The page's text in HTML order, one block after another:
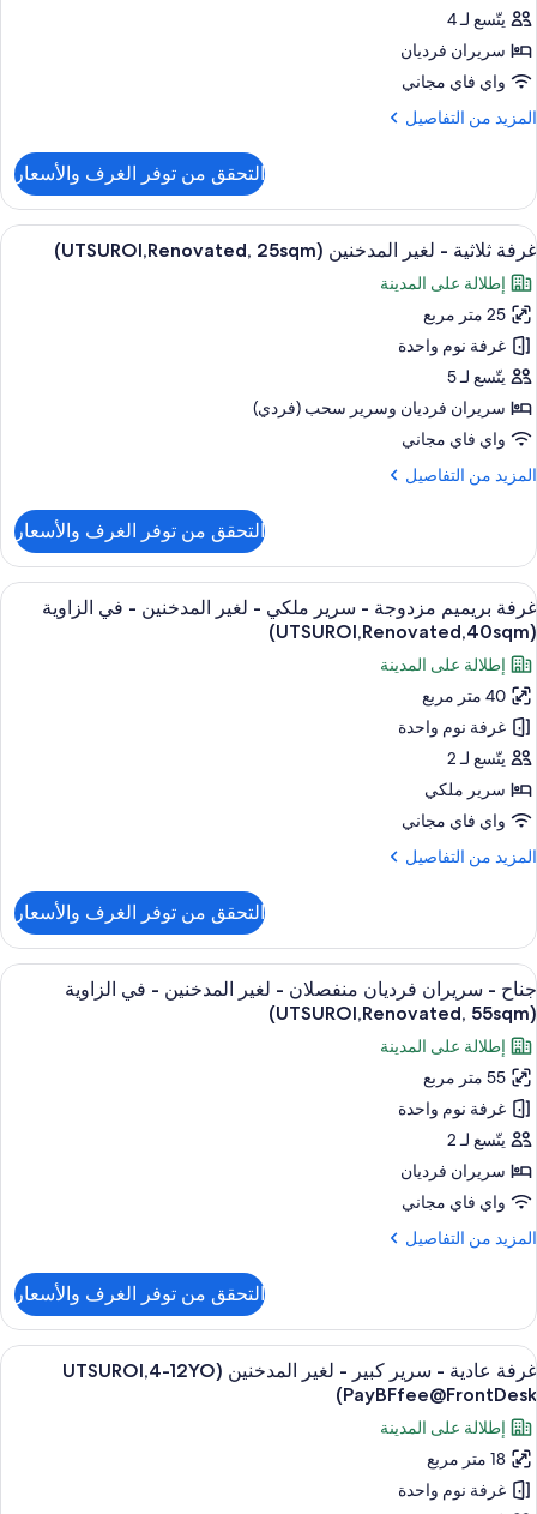
(UTSUROI,
separate
bathroom,
28sqm)
لاثنين
-
لغير
المدخنين
(UTSUROI,Renovated,25sqm)
يتّسع لـ 4
سريران فرديان
واي فاي مجاني
المزيد من التفاصيل
المزيد
غرفة
عادية
لاثنين
لغير
المدخنين
التحقق من توفر الغرف والأسعار
استعراض
جميع
صور
غرفة
ثلاثية
-
لغير
المدخنين
(UTSUROI,Renovated,
25sqm)
أغطية فراش متميزة وخزنة داخل الغرفة
6
غرفة ثلاثية - لغير المدخنين (UTSUROI,Renovated, 25sqm)
إطلالة على المدينة
25 متر مربع
غرفة نوم واحدة
يتّسع لـ 5
سريران فرديان‫‬ وسرير سحب (فردي)
واي فاي مجاني
المزيد من التفاصيل
المزيد
غرفة
ثلاثية
-
لغير
المدخنين
(UTSUROI,Renovated,
25sqm)
التحقق من توفر الغرف والأسعار
استعراض
جميع
صور
غرفة
بريميم
مزدوجة
-
سرير
ملكي
-
لغير
في
الزاوية
(UTSUROI,Renovated,40sqm)
أغطية فراش متميزة وخزنة داخل الغرفة
6
غرفة بريميم مزدوجة - سرير ملكي - لغير المدخنين - في الزاوية
(UTSUROI,Renovated,40sqm)
إطلالة على المدينة
40 متر مربع
غرفة نوم واحدة
يتّسع لـ 2
سرير ملكي
واي فاي مجاني
المزيد من التفاصيل
المزيد
غرفة
بريميم
مزدوجة
-
سرير
ملكي
لغير
المدخنين
الزاوية
التحقق من توفر الغرف والأسعار
استعراض
جميع
صور
جناح
-
سريران
فرديان
منفصلان
-
لغير
المدخنين
الزاوية
(UTSUROI,Renovated,
55sqm)
أغطية فراش متميزة وخزنة داخل الغرفة
6
جناح - سريران فرديان منفصلان - لغير المدخنين - في الزاوية
(UTSUROI,Renovated, 55sqm)
إطلالة على المدينة
55 متر مربع
غرفة نوم واحدة
يتّسع لـ 2
سريران فرديان
واي فاي مجاني
المزيد من التفاصيل
المزيد
جناح
سريران
فرديان
-
لغير
المدخنين
التحقق من توفر الغرف والأسعار
استعراض
جميع
صور
غرفة
عادية
-
أغطية فراش متميزة وخزنة داخل الغرفة
6
غرفة عادية - سرير كبير - لغير المدخنين (UTSUROI,4-12YO
PayBFfee@FrontDesk)
إطلالة على المدينة
18 متر مربع
غرفة نوم واحدة